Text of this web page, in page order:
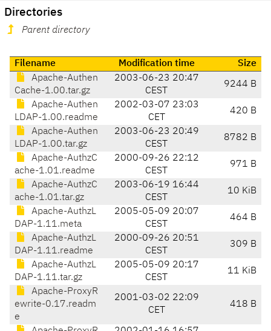
Directories
Parent directory
Filename Modification time
Size
Apache-Authen
Cache-1.00.tar.gz
2003-06-23 20:47
CEST
9244 B
Apache-Authen
LDAP-1.00.readme
2002-03-07 23:03
CET
420 B
Apache-Authen
LDAP-1.00.tar.gz
2003-06-23 20:49
CEST
8782 B
Apache-AuthzC
ache-1.01.readme
2000-09-26 22:12
CEST
971 B
Apache-AuthzC
ache-1.01.tar.gz
2003-06-19 16:44
CEST
10 KiB
Apache-AuthzL
DAP-1.11.meta
2005-05-09 20:07
CEST
464 B
Apache-AuthzL
DAP-1.11.readme
2000-09-26 20:51
CEST
309 B
Apache-AuthzL
DAP-1.11.tar.gz
2005-05-09 20:17
CEST
11 KiB
Apache-ProxyR
ewrite-0.17.readm
e
2001-03-02 22:09
CET
418 B